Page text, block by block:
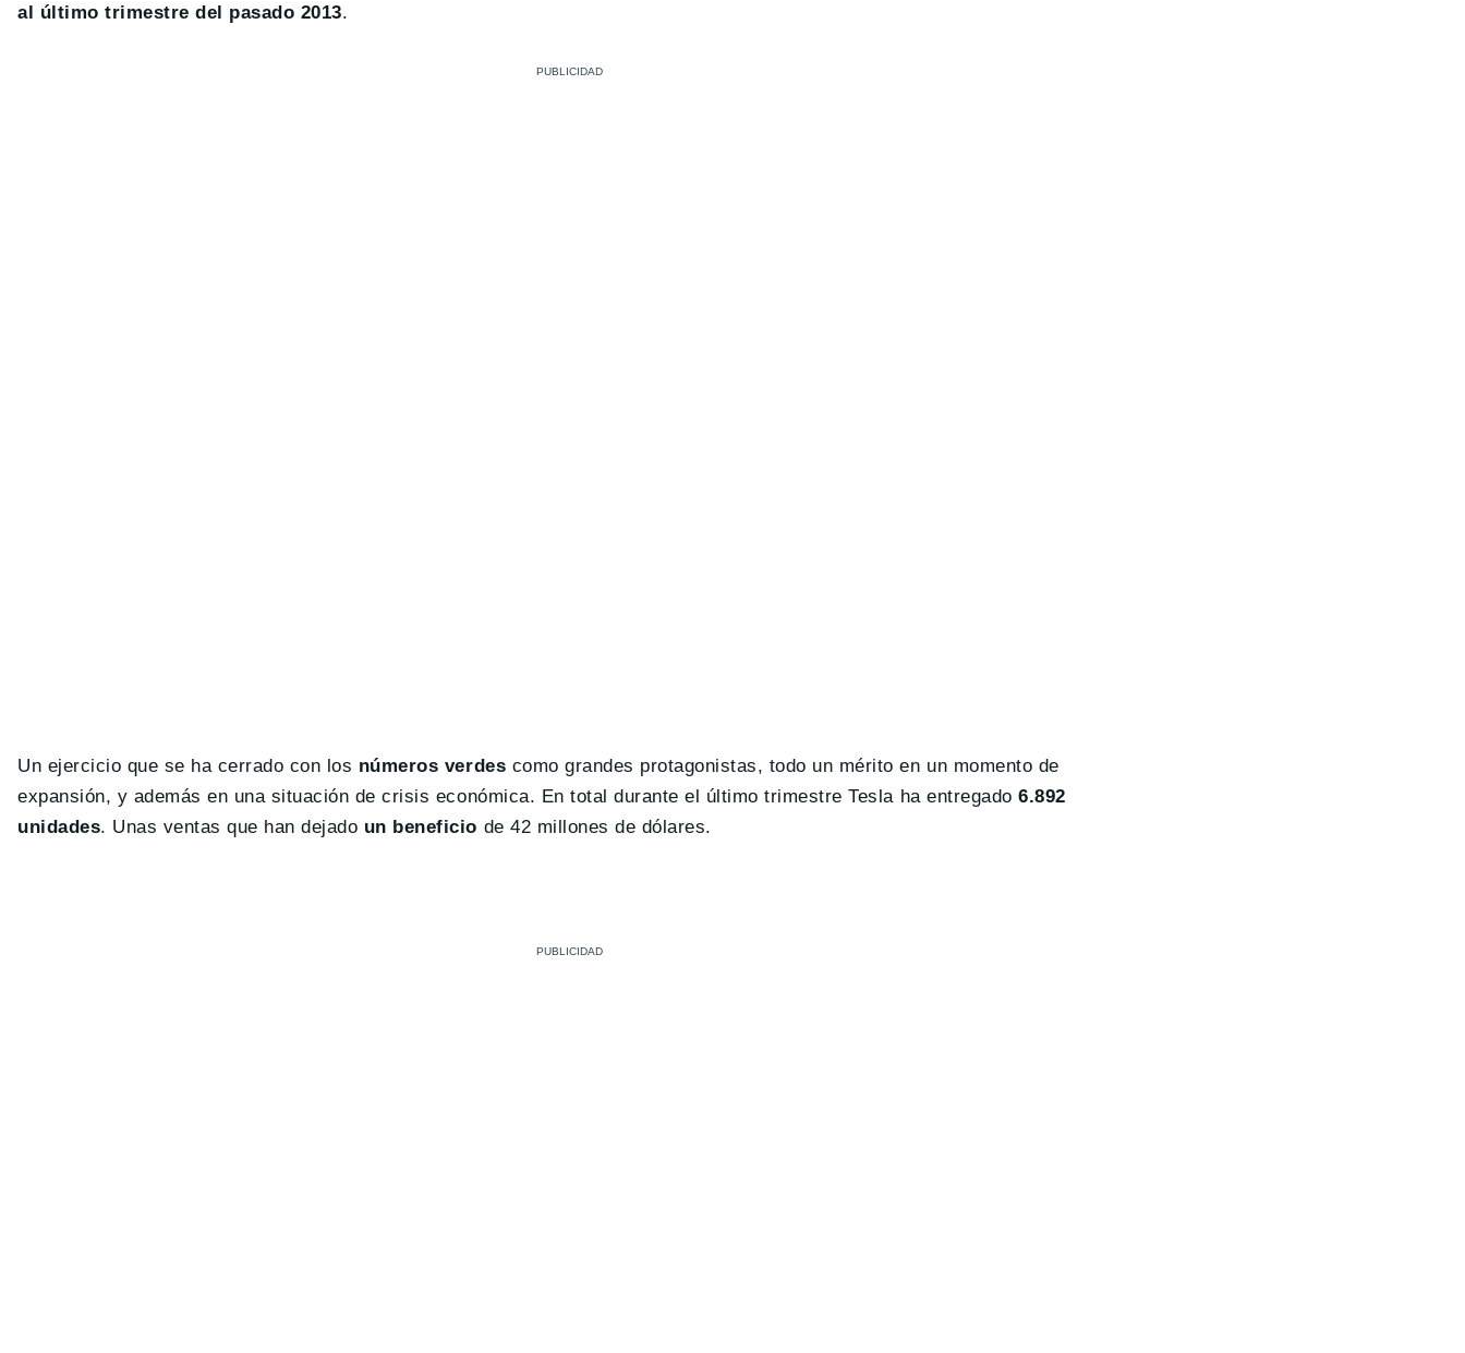
al último trimestre del pasado 2013.
Un ejercicio que se ha cerrado con los números verdes como grandes protagonistas, todo un mérito en un momento de
expansión, y además en una situación de crisis económica. En total durante el último trimestre Tesla ha entregado6.892
unidades. Unas ventas que han dejado un beneficio de 42 millones de dólares.